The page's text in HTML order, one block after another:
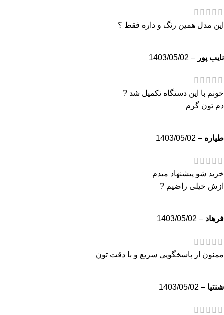
این مدل همین رنگ و داره فقط ؟
نایب پور –
1403/05/02
خونم با این دستگاه تکمیل شد ?
دم تون گرم
طیاره –
1403/05/02
خرید شو پیشنهاد میدم
ازش خیلی راضیم ?
فرهاد –
1403/05/02
ممنون از پاسخگویی سریع و با دقت تون
شنتیا –
1403/05/02